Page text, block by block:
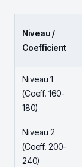
Niveau /
Coefficient
Niveau 1
(Coeff. 160-
180)
Niveau 2
(Coeff. 200-
240)